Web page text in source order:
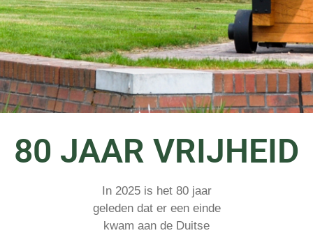
80 JAAR VRIJHEID
In 2025 is het 80 jaar
geleden dat er een einde
kwam aan de Duitse